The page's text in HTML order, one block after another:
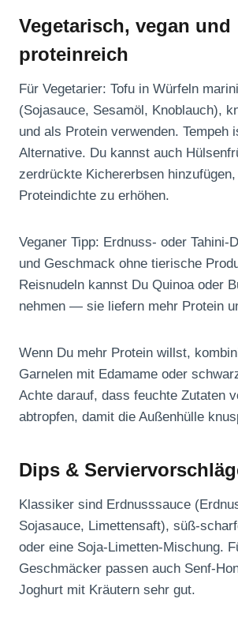
Vegetarisch, vegan und
proteinreich
Für Vegetarier: Tofu in Würfeln
(Sojasauce, Sesamöl, Knoblauch),
und als Protein verwenden. Tempeh
Alternative. Du kannst auch
zerdrückte Kichererbsen
Proteindichte zu erhöhen.
Veganer Tipp: Erdnuss- oder Tahini-
und Geschmack ohne tierische
Reisnudeln kannst Du Quinoa oder
nehmen — sie liefern mehr Protein
Wenn Du mehr Protein willst,
Garnelen mit Edamame oder
Achte darauf, dass feuchte Zutaten
abtropfen, damit die Außenhülle
Dips &
Klassiker sind Erdnusssauce
Sojasauce, Limettensaft), süß-
oder eine Soja-Limetten-Mischung.
Geschmäcker passen auch Senf-
Joghurt mit Kräutern sehr gut.